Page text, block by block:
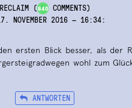
RECLAIM (840COMMENTS)
NOVEMBER 2016 — 16:34:
ersten Blick besser, als der
wohl zum
ANTWORTEN